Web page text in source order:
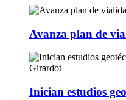
Avanza plan de
Inician estudios